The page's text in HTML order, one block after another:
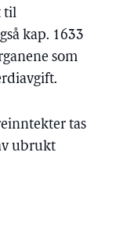
til
kap. 1633
som
tas
ubrukt